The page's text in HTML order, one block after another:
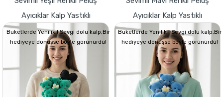
Ayıcıklar Kalp Yastıklı
Buketlerde Yenilik ! Sevgi dolu kalp,Bir
hediyeye dönüşse böyle görünürdü!
Ayıcıklar Kalp Yastıklı
Buketlerde Yenilik ! Sevgi dolu kalp,Bir
hediyeye dönüşse böyle görünürdü!